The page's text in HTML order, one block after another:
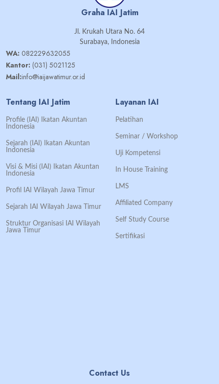
Graha IAI Jatim
Jl. Krukah Utara No. 64
Surabaya, Indonesia
WA: 082229632055
Kantor: (031) 5021125
Mail:info@iaijawatimur.or.id
Tentang IAI Jatim
Profile (IAI) Ikatan Akuntan
Indonesia
Sejarah (IAI) Ikatan Akuntan
Indonesia
Visi & Misi (IAI) Ikatan Akuntan
Indonesia
Profil IAI Wilayah Jawa Timur
Sejarah IAI Wilayah Jawa Timur
Struktur Organisasi IAI Wilayah
Jawa Timur
Layanan IAI
Pelatihan
Seminar / Workshop
Uji Kompetensi
In House Training
LMS
Affiliated Company
Self Study Course
Sertifikasi
Contact Us